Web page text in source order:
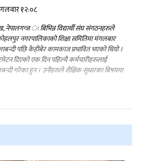
१२:०८
ः बिभिन्न विद्यार्थी संघ संगठनहरुले
नगरपालिकाको शिक्षा समितिमा मंगलबार
पछि केहीबेर कामकाज प्रभावित भएको थियो ।
दिएको एक दिन पहिल्यै कर्मचारीहरुलाई
गरेका हुन । उनीहरुले शैक्षिक सुधारका बिषयमा